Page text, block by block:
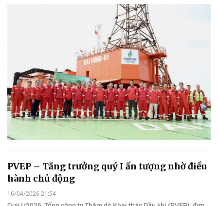
PVEP – Tăng trưởng quý I ấn tượng nhờ điều
hành chủ động
16/04/2026 21:54